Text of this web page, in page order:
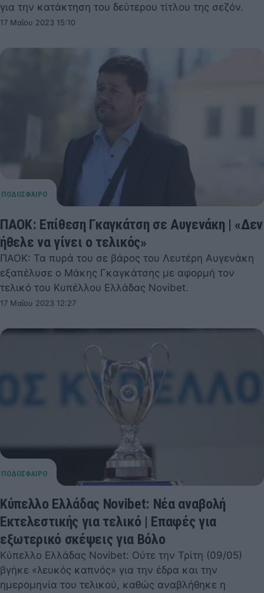
για την κατάκτηση του δεύτερου τίτλου της σεζόν.
17 Μαΐου 2023 15:10
ΠΑΟΚ: Επίθεση Γκαγκάτση σε Αυγενάκη | «Δεν
ήθελε να γίνει ο τελικός»
ΠΑΟΚ: Τα πυρά του σε βάρος του Λευτέρη Αυγενάκη
εξαπέλυσε ο Μάκης Γκαγκάτσης με αφορμή τον
τελικό του Κυπέλλου Ελλάδας Novibet.
17 Μαΐου 2023 12:27
Κύπελλο Ελλάδας Novibet: Νέα αναβολή
Εκτελεστικής για τελικό | Επαφές για
εξωτερικό σκέψεις για Βόλο
Κύπελλο Ελλάδας Novibet: Ούτε την Τρίτη (09/05)
βγήκε «λευκός καπνός» για την έδρα και την
ημερομηνία του τελικού, καθώς αναβλήθηκε η